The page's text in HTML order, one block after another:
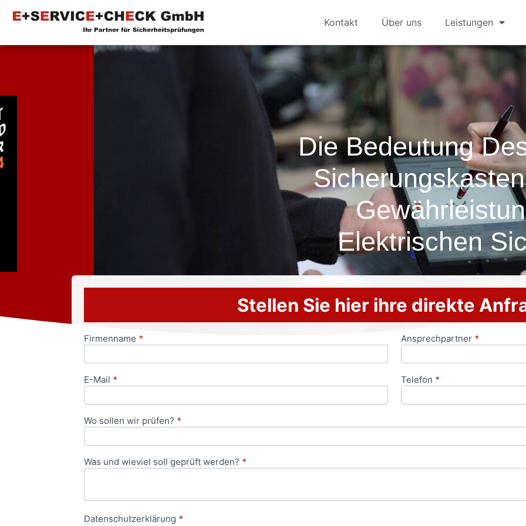
Kontakt Über uns Leistungen
Die Bedeutung
Elektrischen
Stellen Sie hier ihre direkte
Anfrageformular
Firmenname * Ansprechpartner *
E-Mail * Telefon *
Wo sollen wir prüfen? *
Was und wieviel soll geprüft werden? *
Datenschutzerklärung *